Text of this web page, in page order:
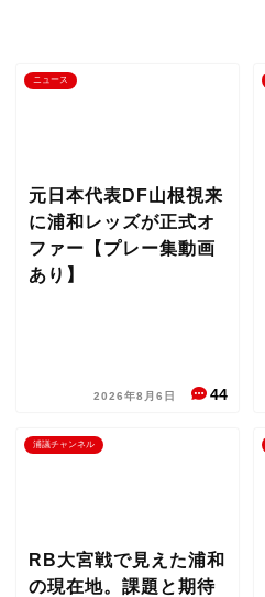
ニュース
元日本代表DF山根視来
に浦和レッズが正式オ
ファー【プレー集動画
あり】
2026年8月6日 44
浦議チャンネル
RB大宮戦で見えた浦和
の現在地。課題と期待